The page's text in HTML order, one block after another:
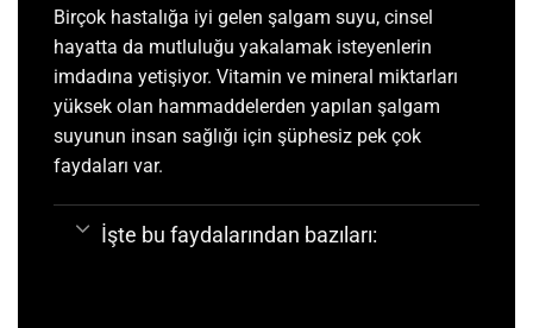
Birçok hastalığa iyi gelen şalgam suyu, cinsel
hayatta da mutluluğu yakalamak isteyenlerin
imdadına yetişiyor. Vitamin ve mineral miktarları
yüksek olan hammaddelerden yapılan şalgam
suyunun insan sağlığı için şüphesiz pek çok
faydaları var.
İşte bu faydalarından bazıları: